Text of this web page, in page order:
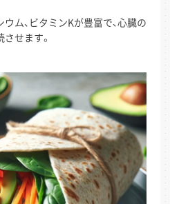
ウム、ビタミンKが豊富で、心臓の
せます。